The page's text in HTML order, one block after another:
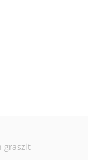
graszit